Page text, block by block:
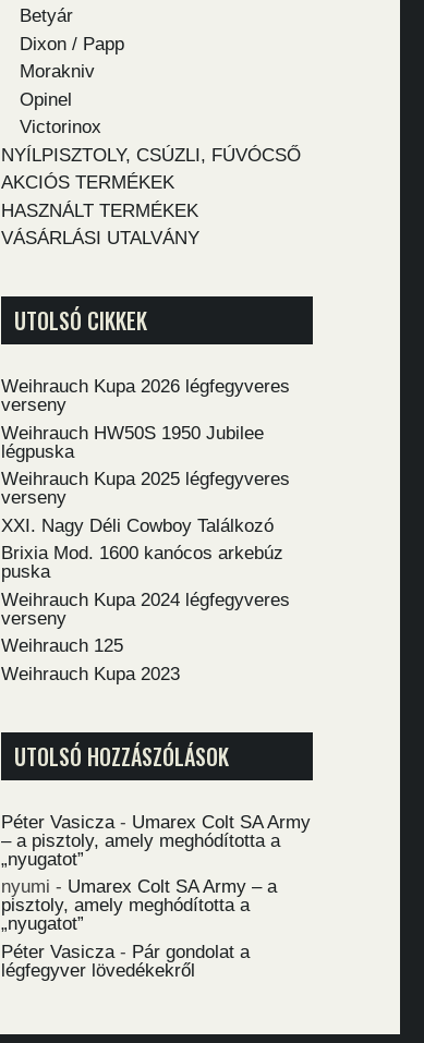
Betyár
Dixon / Papp
Morakniv
Opinel
Victorinox
NYÍLPISZTOLY, CSÚZLI, FÚVÓCSŐ
AKCIÓS TERMÉKEK
HASZNÁLT TERMÉKEK
VÁSÁRLÁSI UTALVÁNY
UTOLSÓ CIKKEK
Weihrauch Kupa 2026 légfegyveres
verseny
Weihrauch HW50S 1950 Jubilee
légpuska
Weihrauch Kupa 2025 légfegyveres
verseny
XXI. Nagy Déli Cowboy Találkozó
Brixia Mod. 1600 kanócos arkebúz
puska
Weihrauch Kupa 2024 légfegyveres
verseny
Weihrauch 125
Weihrauch Kupa 2023
UTOLSÓ HOZZÁSZÓLÁSOK
Péter Vasicza - Umarex Colt SA Army
– a pisztoly, amely meghódította a
„nyugatot”
nyumi - Umarex Colt SA Army – a
pisztoly, amely meghódította a
„nyugatot”
Péter Vasicza - Pár gondolat a
légfegyver lövedékekről